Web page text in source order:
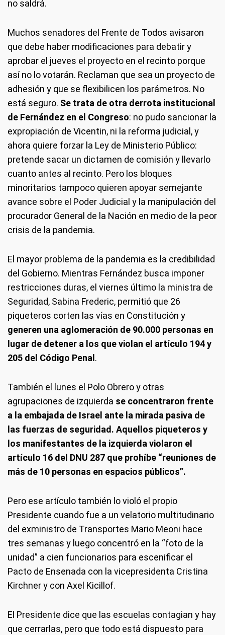
no saldrá.
Muchos senadores del Frente de Todos avisaron
que debe haber modificaciones para debatir y
aprobar el jueves el proyecto en el recinto porque
así no lo votarán. Reclaman que sea un proyecto de
adhesión y que se flexibilicen los parámetros. No
está seguro. Se trata de otra derrota institucional
de Fernández en el Congreso: no pudo sancionar la
expropiación de Vicentin, ni la reforma judicial, y
ahora quiere forzar la Ley de Ministerio Público:
pretende sacar un dictamen de comisión y llevarlo
cuanto antes al recinto. Pero los bloques
minoritarios tampoco quieren apoyar semejante
avance sobre el Poder Judicial y la manipulación del
procurador General de la Nación en medio de la peor
crisis de la pandemia.
El mayor problema de la pandemia es la credibilidad
del Gobierno. Mientras Fernández busca imponer
restricciones duras, el viernes último la ministra de
Seguridad, Sabina Frederic, permitió que 26
piqueteros corten las vías en Constitución y
generen una aglomeración de 90.000 personas en
lugar de detener a los que violan el artículo 194 y
205 del Código Penal .
También el lunes el Polo Obrero y otras
agrupaciones de izquierda se concentraron frente
a la embajada de Israel ante la mirada pasiva de
las fuerzas de seguridad. Aquellos piqueteros y
los manifestantes de la izquierda violaron el
artículo 16 del DNU 287 que prohíbe “reuniones de
más de 10 personas en espacios públicos”.
Pero ese artículo también lo violó el propio
Presidente cuando fue a un velatorio multitudinario
del exministro de Transportes Mario Meoni hace
tres semanas y luego concentró en la “foto de la
unidad” a cien funcionarios para escenificar el
Pacto de Ensenada con la vicepresidenta Cristina
Kirchner y con Axel Kicillof.
El Presidente dice que las escuelas contagian y hay
que cerrarlas, pero que todo está dispuesto para